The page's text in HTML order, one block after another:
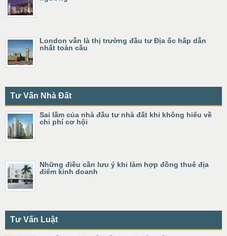
London vẫn là thị trường đầu tư Địa ốc hấp dẫn
nhất toàn cầu
Tư Vấn Nhà Đất
Sai lầm của nhà đầu tư nhà đất khi không hiểu về
chi phí cơ hội
Những điều cần lưu ý khi làm hợp đồng thuê địa
điểm kinh doanh
Tư Vấn Luật